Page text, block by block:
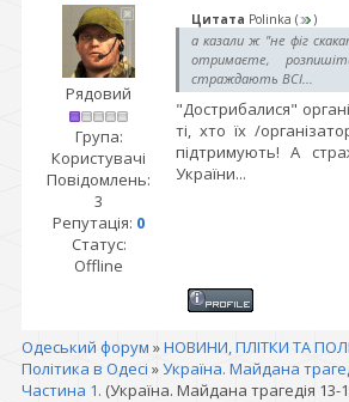
Рядовий
Група:
Користувачі
Повідомлень:
3
Репутація: 0
Статус:
Offline
Цитата Polinka ( )
а казали ж "не фіг
отримаєте,
страждають ВСІ...
"Дострибалися"
ті, хто їх /
підтримують! А
України...
Одеський форум »НОВИНИ, ПЛІТКИ ТА
Політика в Одесі »Україна. Майдана
Частина 1. (Україна. Майдана трагедія 13-